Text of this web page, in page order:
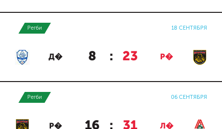
Регби 18 СЕНТЯБРЯ
Д� 8 : 23 Р�
Регби 06 СЕНТЯБРЯ
Р� 16 : 31 Л�